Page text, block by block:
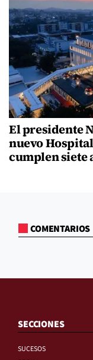
El presidente
nuevo
cumplen siete
COMENTARIOS
SECCIONES
SUCESOS